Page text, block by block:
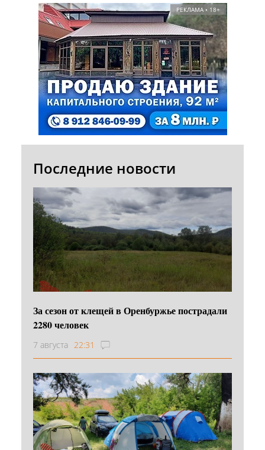
РЕКЛАМА • 18+
Последние новости
За сезон от клещей в Оренбуржье пострадали
2280 человек
7 августа 22:31